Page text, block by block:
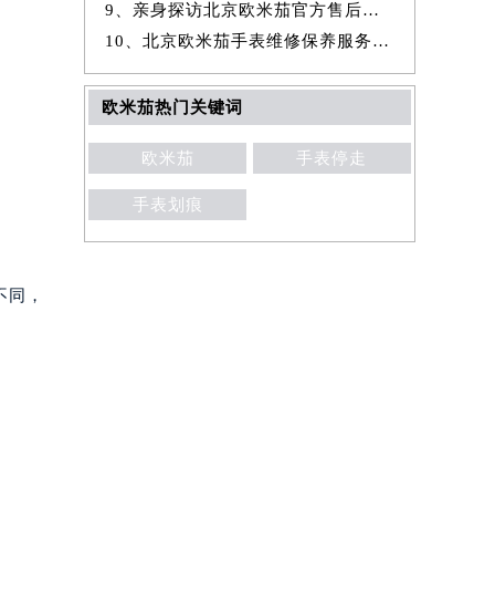
，
9、亲身探访北京欧米茄官方售后服务中心｜详细地址及服务电话（2026年7
10、北京欧米茄手表维修保养服务权威公示（2026年7月最新）
欧米茄热门关键词
欧米茄 手表停走
手表划痕